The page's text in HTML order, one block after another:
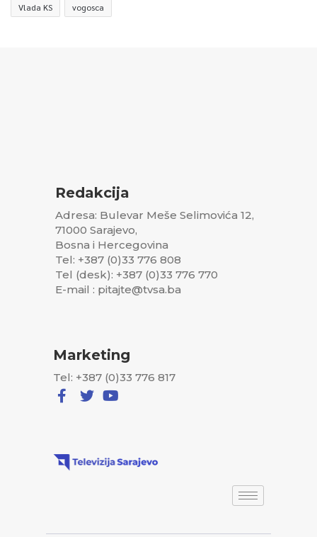
Vlada KS vogosca
Redakcija
Adresa: Bulevar Meše Selimovića 12,
71000 Sarajevo,
Bosna i Hercegovina
Tel: +387 (0)33 776 808
Tel (desk): +387 (0)33 776 770
E-mail : pitajte@tvsa.ba
Marketing
Tel: +387 (0)33 776 817